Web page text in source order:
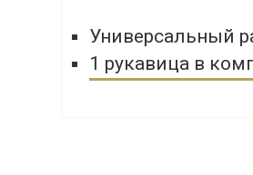
Универсальный
1 рукавица в